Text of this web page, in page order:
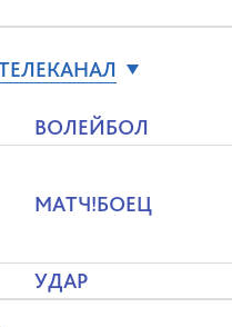
ВОЛЕЙБОЛ
МАТЧ!БОЕЦ
УДАР